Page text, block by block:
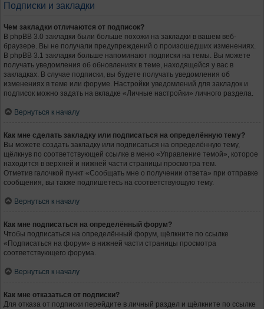
Подписки и закладки
Чем закладки отличаются от подписок?
В phpBB 3.0 закладки были больше похожи на закладки в вашем веб-
браузере. Вы не получали предупреждений о произошедших изменениях.
В phpBB 3.1 закладки больше напоминают подписки на темы. Вы можете
получать уведомления об обновлениях в теме, находящейся у вас в
закладках. В случае подписки, вы будете получать уведомления об
изменениях в теме или форуме. Настройки уведомлений для закладок и
подписок можно задать на вкладке «Личные настройки» личного раздела.
Вернуться к началу
Как мне сделать закладку или подписаться на определённую тему?
Вы можете создать закладку или подписаться на определённую тему,
щёлкнув по соответствующей ссылке в меню «Управление темой», которое
находится в верхней и нижней части страницы просмотра тем.
Отметив галочкой пункт «Сообщать мне о получении ответа» при отправке
сообщения, вы также подпишетесь на соответствующую тему.
Вернуться к началу
Как мне подписаться на определённый форум?
Чтобы подписаться на определённый форум, щёлкните по ссылке
«Подписаться на форум» в нижней части страницы просмотра
соответствующего форума.
Вернуться к началу
Как мне отказаться от подписки?
Для отказа от подписки перейдите в личный раздел и щёлкните по ссылке